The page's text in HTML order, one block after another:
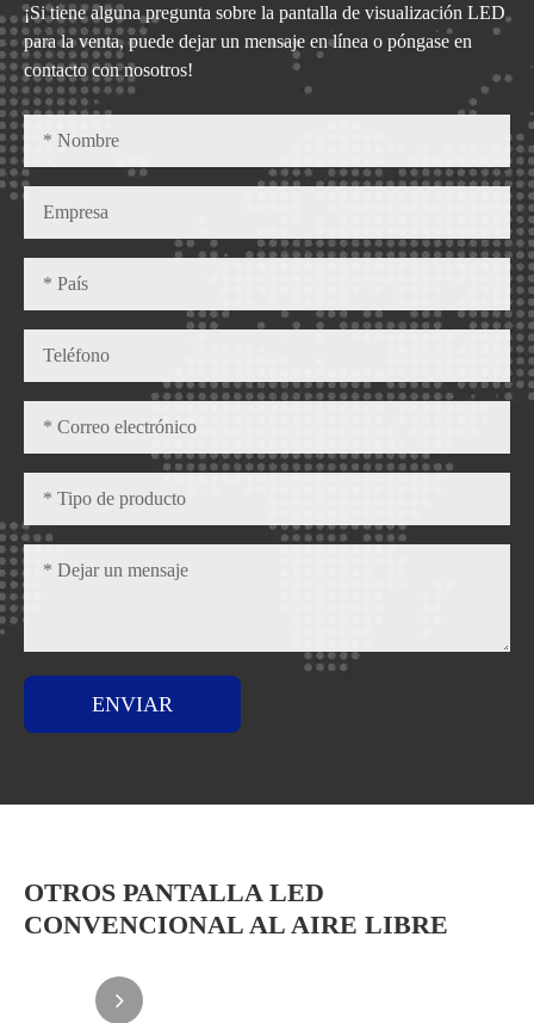
¡Si tiene alguna pregunta sobre la pantalla de visualización LED
para la venta, puede dejar un mensaje en línea o póngase en
contacto con nosotros!
ENVIAR
OTROS PANTALLA LED
CONVENCIONAL AL AIRE LIBRE